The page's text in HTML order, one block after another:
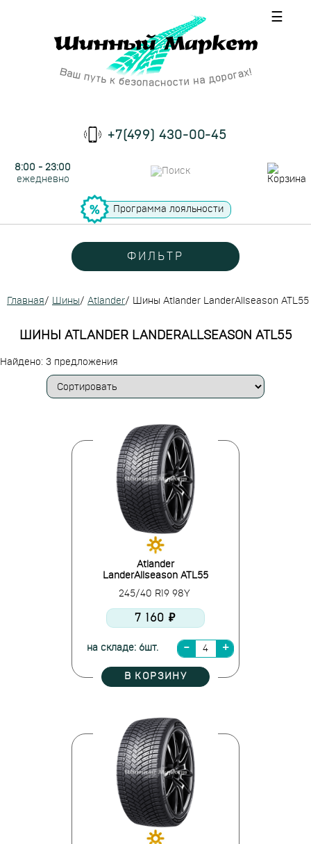
☰
+7(499) 430-00-45
8:00 - 23:00
ежедневно
Программа лояльности
ФИЛЬТР
Главная/ Шины/ Atlander/ Шины Atlander LanderAllseason ATL55
ШИНЫ ATLANDER LANDERALLSEASON ATL55
Найдено: 3 предложения
Atlander
LanderAllseason ATL55
245/40 R19 98Y
7 160 ₽
на складе: 6шт.
В КОРЗИНУ